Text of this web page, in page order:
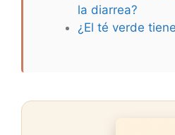
la diarrea?
¿El té verde